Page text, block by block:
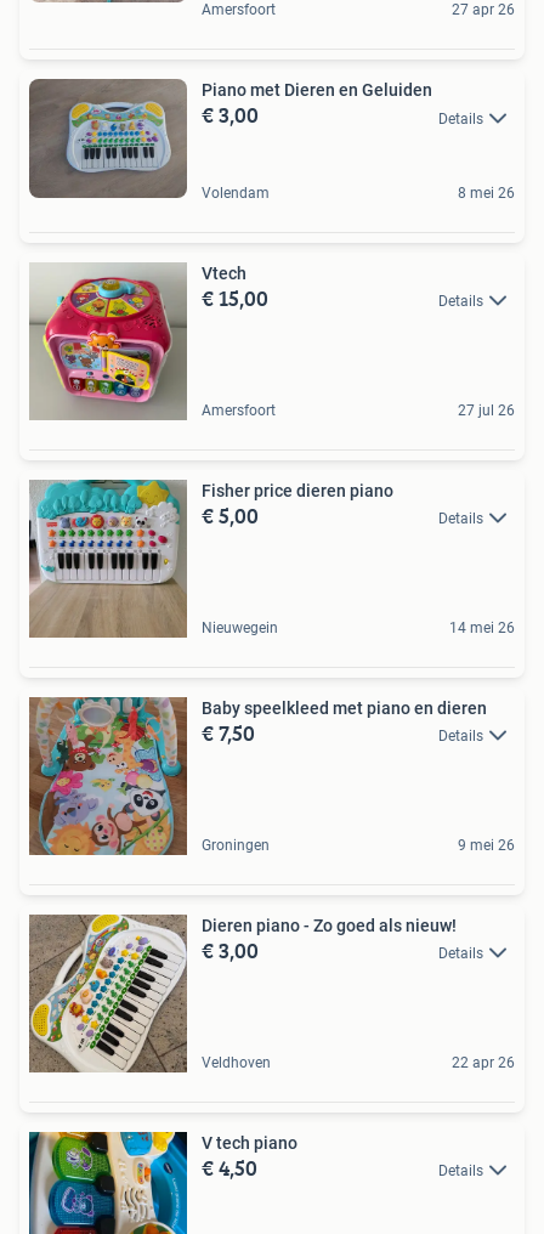
Amersfoort 27 apr 26
Piano met Dieren en Geluiden
€ 3,00 Details
Volendam 8 mei 26
Vtech
€ 15,00 Details
Amersfoort 27 jul 26
Fisher price dieren piano
€ 5,00 Details
Nieuwegein 14 mei 26
Baby speelkleed met piano en dieren
€ 7,50 Details
Groningen 9 mei 26
Dieren piano - Zo goed als nieuw!
€ 3,00 Details
Veldhoven 22 apr 26
V tech piano
€ 4,50 Details